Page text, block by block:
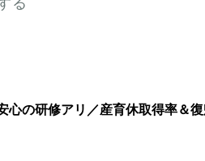
る
心の研修アリ／産育休取得率＆